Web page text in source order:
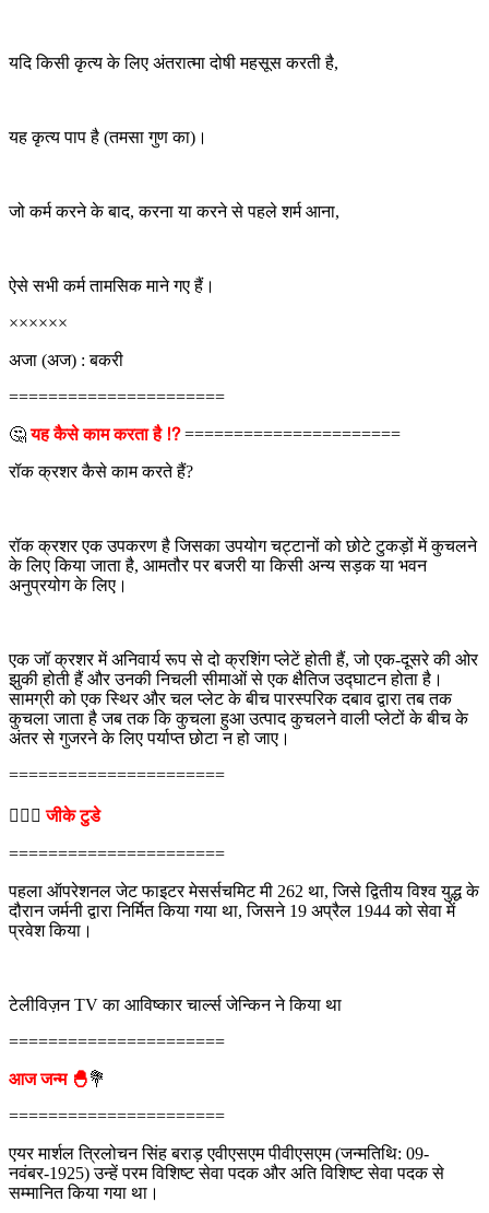
यदि किसी कृत्य के लिए अंतरात्मा दोषी महसूस करती है,
यह कृत्य पाप है (तमसा गुण का)।
जो कर्म करने के बाद, करना या करने से पहले शर्म आना,
ऐसे सभी कर्म तामसिक माने गए हैं।
××××××
अजा (अज) : बकरी
======================
🤔यह कैसे काम करता है ⁉======================
रॉक क्रशर कैसे काम करते हैं?
रॉक क्रशर एक उपकरण है जिसका उपयोग चट्टानों को छोटे टुकड़ों में कुचलने
के लिए किया जाता है, आमतौर पर बजरी या किसी अन्य सड़क या भवन
अनुप्रयोग के लिए।
एक जॉ क्रशर में अनिवार्य रूप से दो क्रशिंग प्लेटें होती हैं, जो एक-दूसरे की ओर
झुकी होती हैं और उनकी निचली सीमाओं से एक क्षैतिज उद्घाटन होता है।
सामग्री को एक स्थिर और चल प्लेट के बीच पारस्परिक दबाव द्वारा तब तक
कुचला जाता है जब तक कि कुचला हुआ उत्पाद कुचलने वाली प्लेटों के बीच के
अंतर से गुजरने के लिए पर्याप्त छोटा न हो जाए।
======================
💁🏻‍♂‍जीके टुडे
======================
पहला ऑपरेशनल जेट फाइटर मेसर्सचमिट मी 262 था, जिसे द्वितीय विश्व युद्ध के
दौरान जर्मनी द्वारा निर्मित किया गया था, जिसने 19 अप्रैल 1944 को सेवा में
प्रवेश किया।
टेलीविज़न TV का आविष्कार चार्ल्स जेन्किन ने किया था
======================
आज जन्म 🐣💐
======================
एयर मार्शल त्रिलोचन सिंह बराड़ एवीएसएम पीवीएसएम (जन्मतिथि: 09-
नवंबर-1925) उन्हें परम विशिष्ट सेवा पदक और अति विशिष्ट सेवा पदक से
सम्मानित किया गया था।